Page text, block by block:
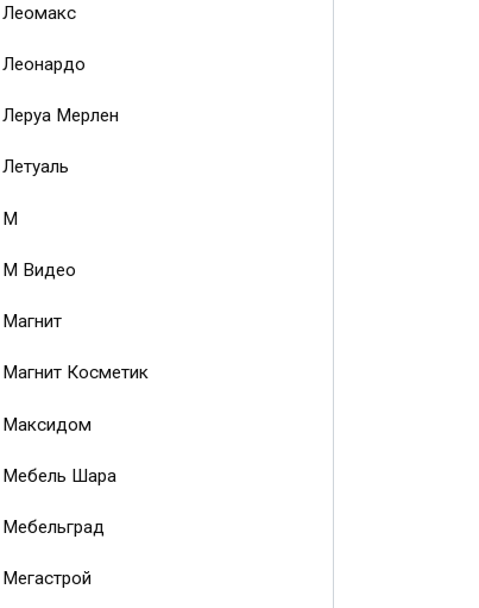
Леомакс
Леонардо
Леруа Мерлен
Летуаль
М
М Видео
Магнит
Магнит Косметик
Максидом
Мебель Шара
Мебельград
Мегастрой